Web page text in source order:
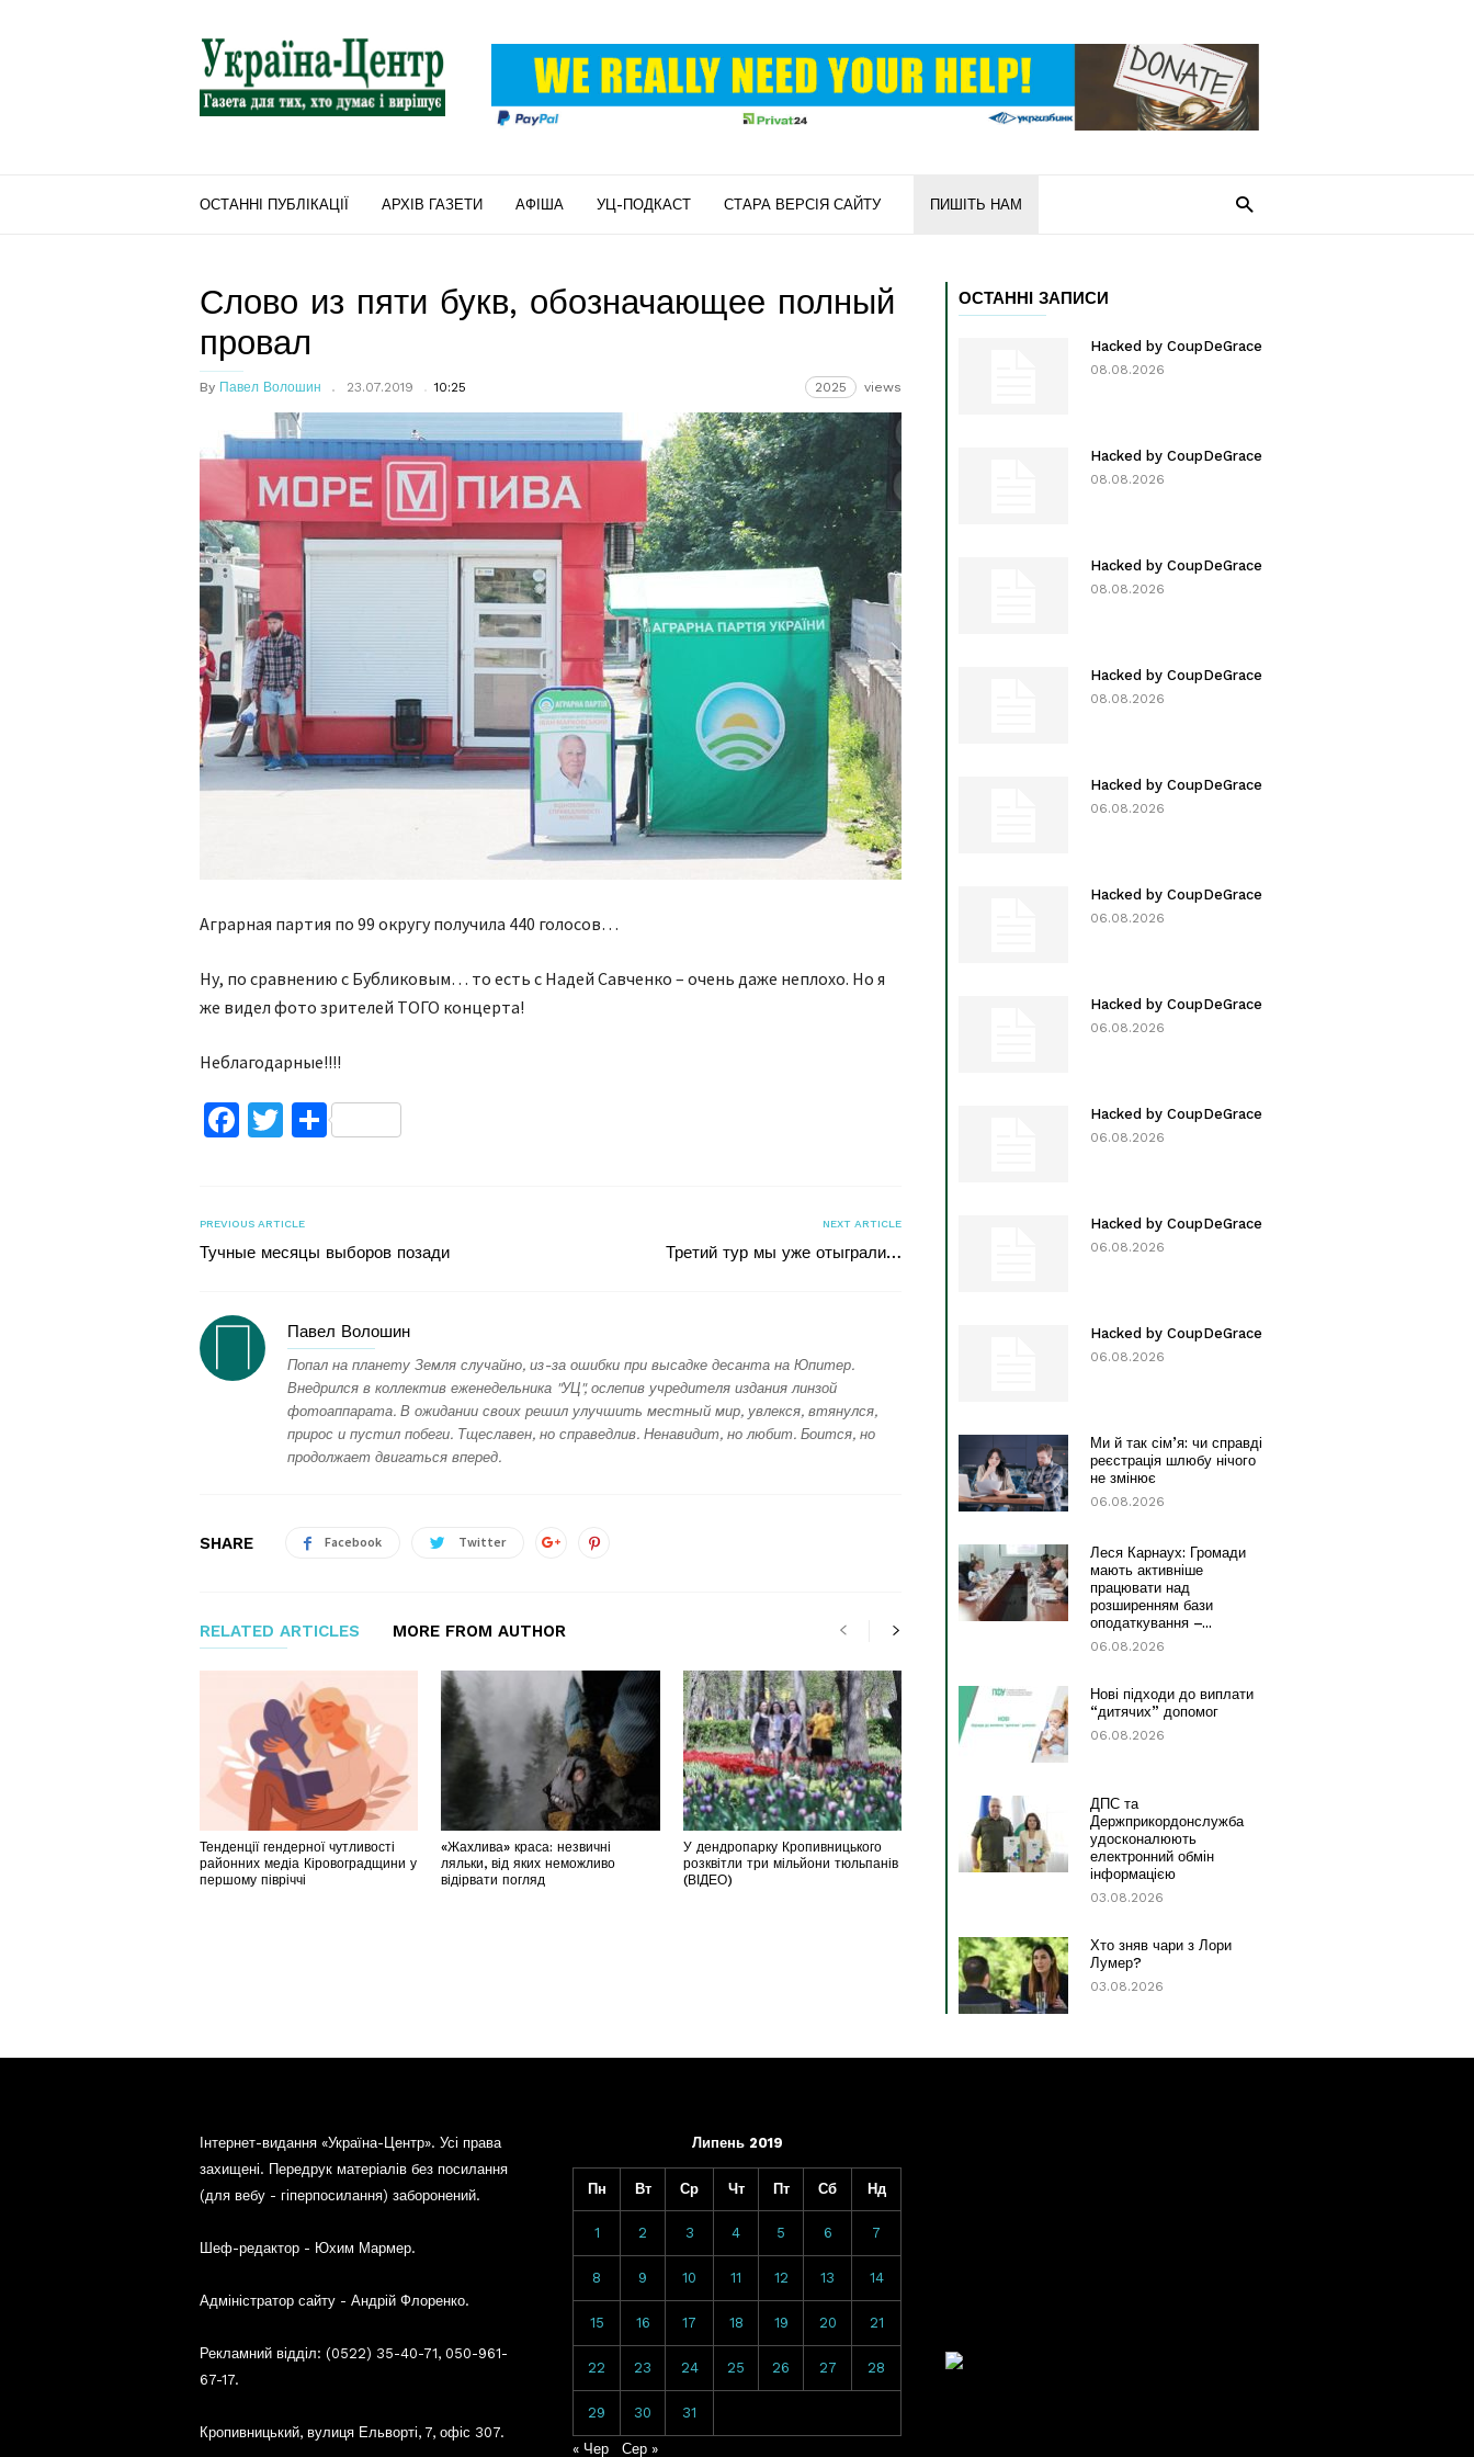
"Україна-
Центр"
ОСТАННІ ПУБЛІКАЦІЇ АРХІВ ГАЗЕТИ АФІША УЦ-ПОДКАСТ СТАРА ВЕРСІЯ САЙТУ ПИШІТЬ НАМ
Слово из пяти букв, обозначающее полный
провал
By Павел Волошин 23.07.2019 10:25 2025 views
Аграрная партия по 99 округу получила 440 голосов…
Ну, по сравнению с Бубликовым… то есть с Надей Савченко – очень даже неплохо. Но я
же видел фото зрителей ТОГО концерта!
Неблагодарные!!!!
Facebook
TwitterПоділитися
PREVIOUS ARTICLE
Тучные месяцы выборов позади
NEXT ARTICLE
Третий тур мы уже отыграли…
Павел Волошин
Попал на планету Земля случайно, из-за ошибки при высадке десанта на Юпитер.
Внедрился в коллектив еженедельника "УЦ", ослепив учредителя издания линзой
фотоаппарата. В ожидании своих решил улучшить местный мир, увлекся, втянулся,
прирос и пустил побеги. Тщеславен, но справедлив. Ненавидит, но любит. Боится, но
продолжает двигаться вперед.
SHARE Facebook Twitter
RELATED ARTICLES MORE FROM AUTHOR
Тенденції гендерної чутливості
районних медіа Кіровоградщини у
першому півріччі
«Жахлива» краса: незвичні
ляльки, від яких неможливо
відірвати погляд
У дендропарку Кропивницького
розквітли три мільйони тюльпанів
(ВІДЕО)
ОСТАННІ ЗАПИСИ
Hacked by CoupDeGrace
08.08.2026
Hacked by CoupDeGrace
08.08.2026
Hacked by CoupDeGrace
08.08.2026
Hacked by CoupDeGrace
08.08.2026
Hacked by CoupDeGrace
06.08.2026
Hacked by CoupDeGrace
06.08.2026
Hacked by CoupDeGrace
06.08.2026
Hacked by CoupDeGrace
06.08.2026
Hacked by CoupDeGrace
06.08.2026
Hacked by CoupDeGrace
06.08.2026
Ми й так сім’я: чи справді
реєстрація шлюбу нічого
не змінює
06.08.2026
Леся Карнаух: Громади
мають активніше
працювати над
розширенням бази
оподаткування –...
06.08.2026
Нові підходи до виплати
“дитячих” допомог
06.08.2026
ДПС та
Держприкордонслужба
удосконалюють
електронний обмін
інформацією
03.08.2026
Хто зняв чари з Лори
Лумер?
03.08.2026
Інтернет-видання «Україна-Центр». Усі права
захищені. Передрук матеріалів без посилання
(для вебу - гіперпосилання) заборонений.
Шеф-редактор - Юхим Мармер.
Адміністратор сайту - Андрій Флоренко.
Рекламний відділ: (0522) 35-40-71, 050-961-
67-17.
Кропивницький, вулиця Ельворті, 7, офіс 307.
Липень 2019
Пн Вт Ср Чт Пт Сб Нд
1 2 3 4 5 6 7
8 9 10 11 12 13 14
15 16 17 18 19 20 21
22 23 24 25 26 27 28
29 30 31
« Чер Сер »